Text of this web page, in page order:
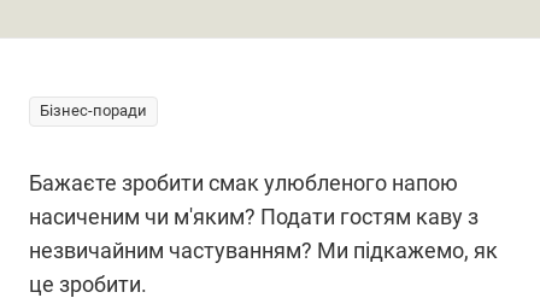
Бізнес-поради
Бажаєте зробити смак улюбленого напою
насиченим чи м'яким? Подати гостям каву з
незвичайним частуванням? Ми підкажемо, як
це зробити.